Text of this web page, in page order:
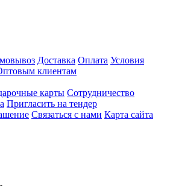
Доставка Оплата Условия
клиентам
карты Сотрудничество
Пригласить на тендер
Связаться с нами Карта сайта